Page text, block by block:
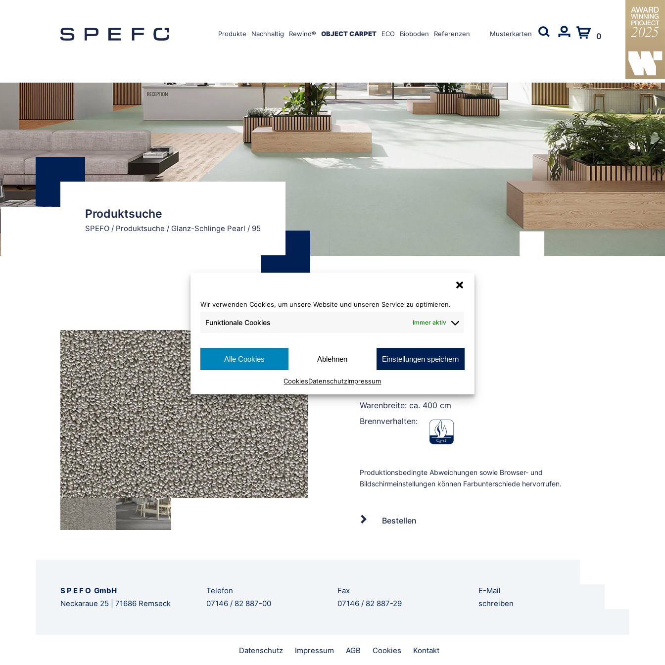
Wir verwenden Cookies, um unsere Website und unseren Service zu optimieren.
Funktionale Cookies Immer aktiv
Alle Cookies Ablehnen Einstellungen speichern
CookiesDatenschutzImpressum
Produkte Nachhaltig Rewind® OBJECT CARPET ECO Bioboden Referenzen Musterkarten 0
Produktsuche
SPEFO / Produktsuche / Glanz-Schlinge Pearl / 95
Warenbreite: ca. 400 cm
Brennverhalten:
Bestellen
S P E F O GmbH
Neckaraue 25 | 71686 Remseck
Telefon
07146 / 82 887-00
Fax
07146 / 82 887-29
E-Mail
schreiben
Datenschutz Impressum AGB Cookies Kontakt